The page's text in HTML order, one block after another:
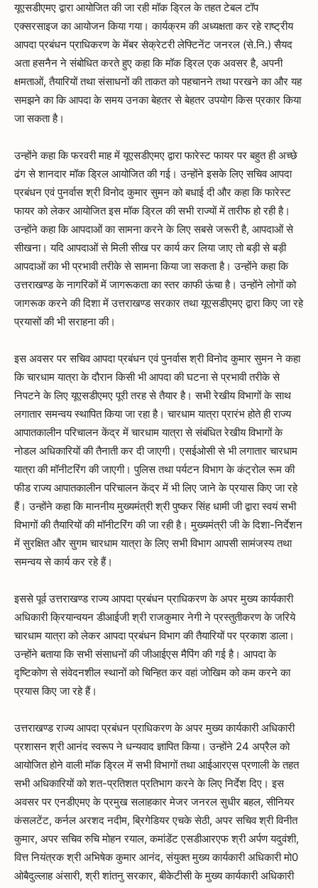
यूएसडीएमए द्वारा आयोजित की जा रही मॉक ड्रिल के तहत टेबल टॉप
एक्सरसाइज का आयोजन किया गया। कार्यक्रम की अध्यक्षता कर रहे राष्ट्रीय
आपदा प्रबंधन प्राधिकरण के मेंबर सेक्रेटरी लेफ्टिनेंट जनरल (से.नि.) सैयद
अता हसनैन ने संबोधित करते हुए कहा कि मॉक ड्रिल एक अवसर है, अपनी
क्षमताओं, तैयारियों तथा संसाधनों की ताकत को पहचानने तथा परखने का और यह
समझने का कि आपदा के समय उनका बेहतर से बेहतर उपयोग किस प्रकार किया
जा सकता है।
उन्होंने कहा कि फरवरी माह में यूएसडीएमए द्वारा फारेस्ट फायर पर बहुत ही अच्छे
ढंग से शानदार मॉक ड्रिल आयोजित की गई। उन्होंने इसके लिए सचिव आपदा
प्रबंधन एवं पुनर्वास श्री विनोद कुमार सुमन को बधाई दी और कहा कि फारेस्ट
फायर को लेकर आयोजित इस मॉक ड्रिल की सभी राज्यों में तारीफ हो रही है।
उन्होंने कहा कि आपदाओं का सामना करने के लिए सबसे जरूरी है, आपदाओं से
सीखना। यदि आपदाओं से मिली सीख पर कार्य कर लिया जाए तो बड़ी से बड़ी
आपदाओं का भी प्रभावी तरीके से सामना किया जा सकता है। उन्होंने कहा कि
उत्तराखण्ड के नागरिकों में जागरूकता का स्तर काफी ऊंचा है। उन्होंने लोगों को
जागरूक करने की दिशा में उत्तराखण्ड सरकार तथा यूएसडीएमए द्वारा किए जा रहे
प्रयासों की भी सराहना की।
इस अवसर पर सचिव आपदा प्रबंधन एवं पुनर्वास श्री विनोद कुमार सुमन ने कहा
कि चारधाम यात्रा के दौरान किसी भी आपदा की घटना से प्रभावी तरीके से
निपटने के लिए यूएसडीएमए पूरी तरह से तैयार है। सभी रेखीय विभागों के साथ
लगातार समन्वय स्थापित किया जा रहा है। चारधाम यात्रा प्रारंभ होते ही राज्य
आपातकालीन परिचालन केंद्र में चारधाम यात्रा से संबंधित रेखीय विभागों के
नोडल अधिकारियों की तैनाती कर दी जाएगी। एसईओसी से भी लगातार चारधाम
यात्रा की मॉनीटरिंग की जाएगी। पुलिस तथा पर्यटन विभाग के कंट्रोल रूम की
फीड राज्य आपातकालीन परिचालन केंद्र में भी लिए जाने के प्रयास किए जा रहे
हैं। उन्होंने कहा कि माननीय मुख्यमंत्री श्री पुष्कर सिंह धामी जी द्वारा स्वयं सभी
विभागों की तैयारियों की मॉनीटरिंग की जा रही है। मुख्यमंत्री जी के दिशा-निर्देशन
में सुरक्षित और सुगम चारधाम यात्रा के लिए सभी विभाग आपसी सामंजस्य तथा
समन्वय से कार्य कर रहे हैं।
इससे पूर्व उत्तराखण्ड राज्य आपदा प्रबंधन प्राधिकरण के अपर मुख्य कार्यकारी
अधिकारी क्रियान्वयन डीआईजी श्री राजकुमार नेगी ने प्रस्तुतीकरण के जरिये
चारधाम यात्रा को लेकर आपदा प्रबंधन विभाग की तैयारियों पर प्रकाश डाला।
उन्होंने बताया कि सभी संसाधनों की जीआईएस मैपिंग की गई है। आपदा के
दृष्टिकोण से संवेदनशील स्थानों को चिन्हित कर वहां जोखिम को कम करने का
प्रयास किए जा रहे हैं।
उत्तराखण्ड राज्य आपदा प्रबंधन प्राधिकरण के अपर मुख्य कार्यकारी अधिकारी
प्रशासन श्री आनंद स्वरूप ने धन्यवाद ज्ञापित किया। उन्होंने 24 अप्रैल को
आयोजित होने वाली मॉक ड्रिल में सभी विभागों तथा आईआरएस प्रणाली के तहत
सभी अधिकारियों को शत-प्रतिशत प्रतिभाग करने के लिए निर्देश दिए। इस
अवसर पर एनडीएमए के प्रमुख सलाहकार मेजर जनरल सुधीर बहल, सीनियर
कंसलटेंट, कर्नल अरशद नदीम, ब्रिगेडियर एचके सेठी, अपर सचिव श्री विनीत
कुमार, अपर सचिव रुचि मोहन रयाल, कमांडेंट एसडीआरएफ श्री अर्पण यदुवंशी,
वित्त नियंत्रक श्री अभिषेक कुमार आनंद, संयुक्त मुख्य कार्यकारी अधिकारी मो0
ओबैदुल्लाह अंसारी, श्री शांतनु सरकार, बीकेटीसी के मुख्य कार्यकारी अधिकारी